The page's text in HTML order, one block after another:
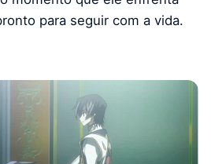
para seguir com a vida.